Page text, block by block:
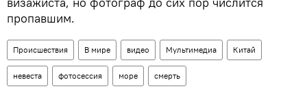
пропавшим.
Происшествия В мире видео Мультимедиа Китай
невеста фотосессия море смерть